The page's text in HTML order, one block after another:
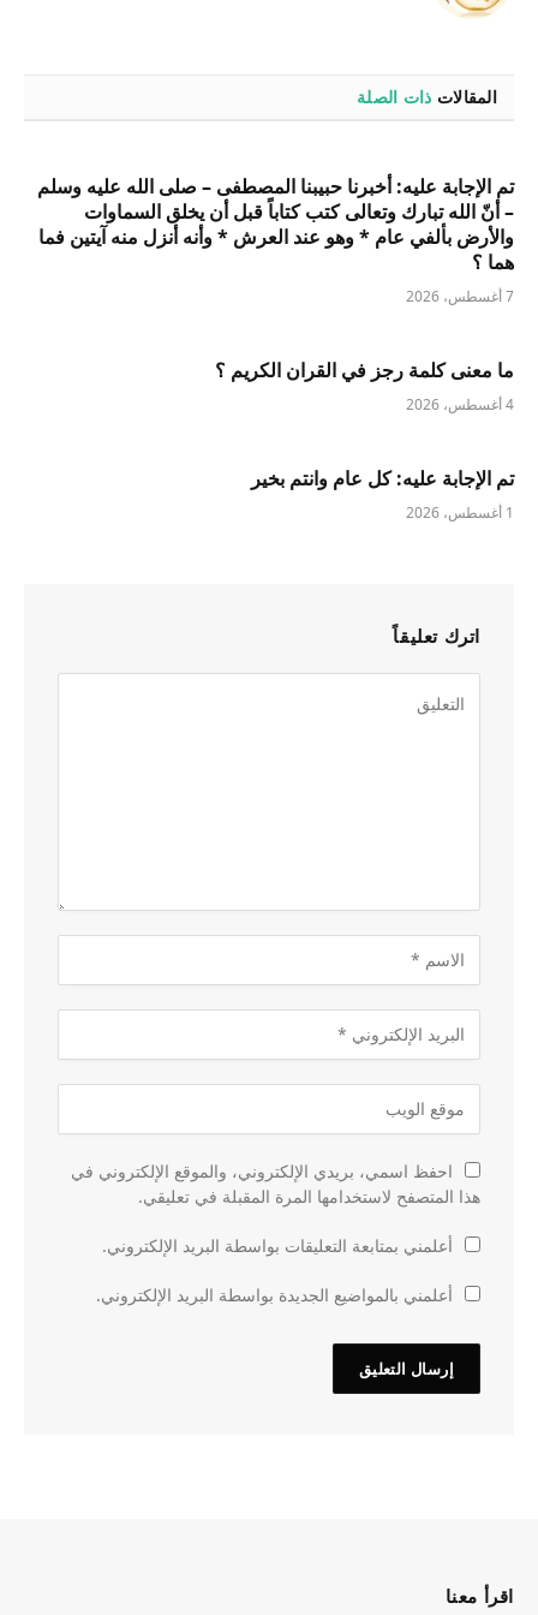
المقالات ذات الصلة
تم الإجابة عليه: أخبرنا حبيبنا المصطفى – صلى الله عليه وسلم
– أنّ الله تبارك وتعالى كتب كتاباً قبل أن يخلق السماوات
والأرض بألفي عام * وهو عند العرش * وأنه أنزل منه آيتين فما
هما ؟
7 أغسطس، 2026
ما معنى كلمة رجز في القران الكريم ؟
4 أغسطس، 2026
تم الإجابة عليه: كل عام وانتم بخير
1 أغسطس، 2026
اترك تعليقاً
احفظ اسمي، بريدي الإلكتروني، والموقع الإلكتروني في
هذا المتصفح لاستخدامها المرة المقبلة في تعليقي.
أعلمني بمتابعة التعليقات بواسطة البريد الإلكتروني.
أعلمني بالمواضيع الجديدة بواسطة البريد الإلكتروني.
اقرأ معنا